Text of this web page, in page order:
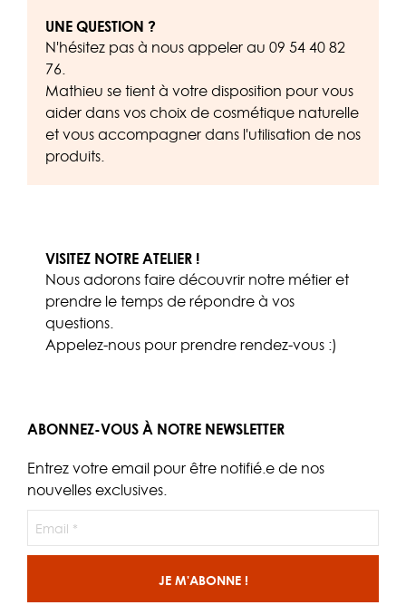
UNE QUESTION ?
N'hésitez pas à nous appeler au 09 54 40 82
76.
Mathieu se tient à votre disposition pour vous
aider dans vos choix de cosmétique naturelle
et vous accompagner dans l'utilisation de nos
produits.
VISITEZ NOTRE ATELIER !
Nous adorons faire découvrir notre métier et
prendre le temps de répondre à vos
questions.
Appelez-nous pour prendre rendez-vous :)
ABONNEZ-VOUS À NOTRE NEWSLETTER
Entrez votre email pour être notifié.e de nos
nouvelles exclusives.